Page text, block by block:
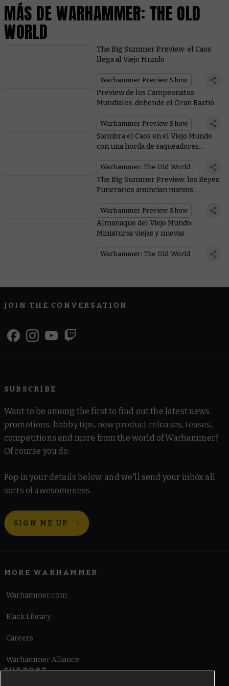
MÁS DE WARHAMMER: THE OLD
WORLD
The Big Summer Preview: el Caos
llega al Viejo Mundo
Warhammer Preview Show
Preview de los Campeonatos
Mundiales: defiende el Gran Bastión
armas realmente ruidosas
Warhammer Preview Show
Siembra el Caos en el Viejo Mundo
con una horda de saqueadores
Warhammer: The Old World
The Big Summer Preview: los Reyes
Funerarios anuncian nuevos
Warhammer Preview Show
Almanaque del Viejo Mundo:
Miniaturas viejas y nuevas
Warhammer: The Old World
JOIN THE CONVERSATION
SUBSCRIBE
Want to be among the first to find out the latest news,
promotions, hobby tips, new product releases, teases,
competitions and more from the world of Warhammer?
Of course you do.
Pop in your details below, and we'll send your inbox all
sorts of awesomeness.
SIGN ME UP
MORE WARHAMMER
Warhammer.com
Black Library
Careers
Warhammer Alliance
SUPPORT